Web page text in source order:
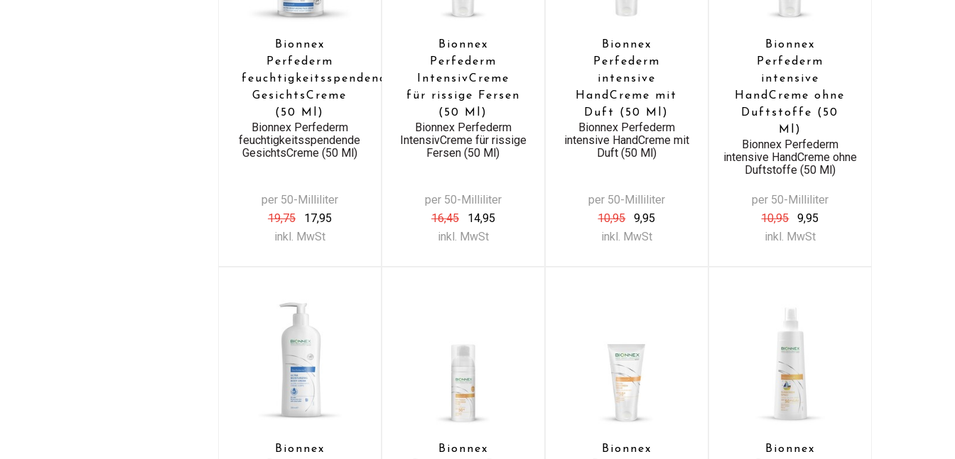
Bionnex
Perfederm
feuchtigkeitsspendende
GesichtsCreme
(50 Ml)
Bionnex Perfederm
feuchtigkeitsspendende
GesichtsCreme (50 Ml)
per 50-Milliliter
19,75
17,95
inkl. MwSt
Bionnex
Perfederm
IntensivCreme
für rissige Fersen
(50 Ml)
Bionnex Perfederm
IntensivCreme für rissige
Fersen (50 Ml)
per 50-Milliliter
16,45
14,95
inkl. MwSt
Bionnex
Perfederm
intensive
HandCreme mit
Duft (50 Ml)
Bionnex Perfederm
intensive HandCreme mit
Duft (50 Ml)
per 50-Milliliter
10,95
9,95
inkl. MwSt
Bionnex
Perfederm
intensive
HandCreme ohne
Duftstoffe (50
Ml)
Bionnex Perfederm
intensive HandCreme ohne
Duftstoffe (50 Ml)
per 50-Milliliter
10,95
9,95
inkl. MwSt
Bionnex
Bionnex
Bionnex
Bionnex